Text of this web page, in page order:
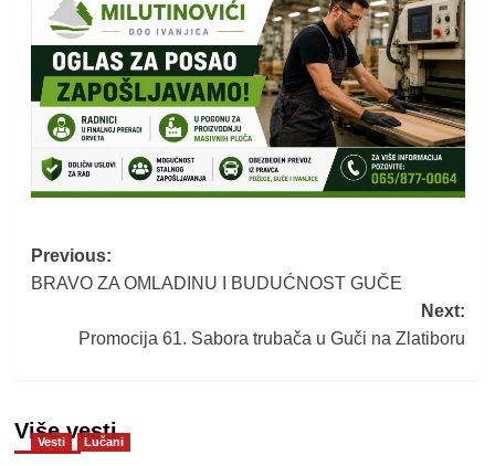
Post
navigation
Previous:
BRAVO ZA OMLADINU I BUDUĆNOST GUČE
Next:
Promocija 61. Sabora trubača u Guči na Zlatiboru
Više vesti
Vesti Lučani